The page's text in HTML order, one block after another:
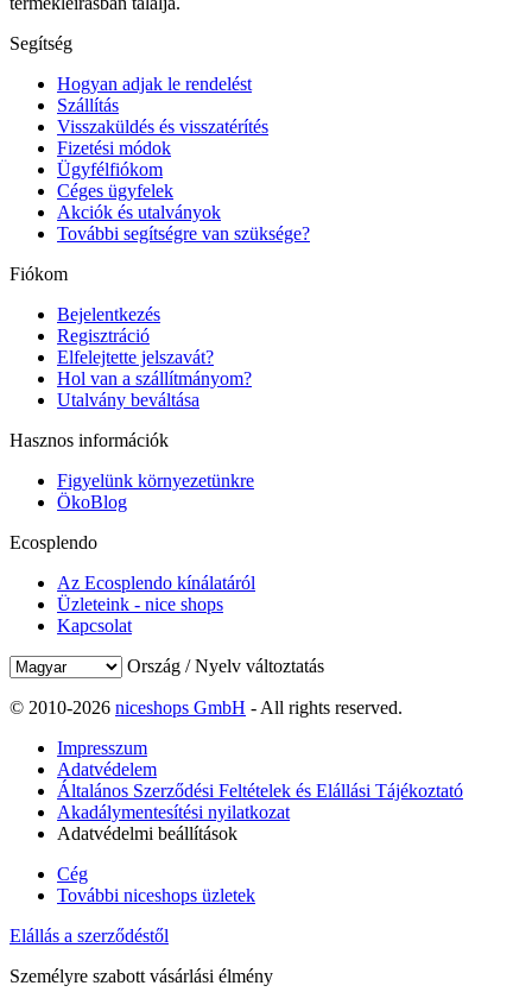
Segítség
Hogyan adjak le rendelést
Szállítás
Visszaküldés és visszatérítés
Fizetési módok
Ügyfélfiókom
Céges ügyfelek
Akciók és utalványok
További segítségre van szüksége?
Fiókom
Bejelentkezés
Regisztráció
Elfelejtette jelszavát?
Hol van a szállítmányom?
Utalvány beváltása
Hasznos információk
Figyelünk környezetünkre
ÖkoBlog
Ecosplendo
Az Ecosplendo kínálatáról
Üzleteink - nice shops
Kapcsolat
Ország / Nyelv változtatás
© 2010-2026 niceshops GmbH - All rights reserved.
Impresszum
Adatvédelem
Általános Szerződési Feltételek és Elállási Tájékoztató
Akadálymentesítési nyilatkozat
Adatvédelmi beállítások
Cég
További niceshops üzletek
Elállás a szerződéstől
Személyre szabott vásárlási élmény